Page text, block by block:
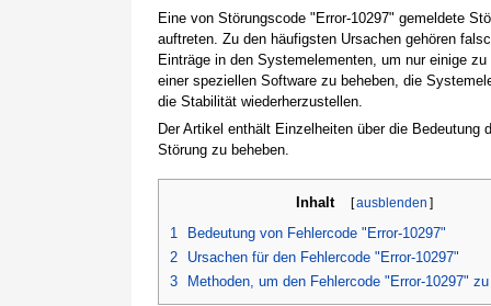
Eine von Störungscode "Error-10297" gemeldete
auftreten. Zu den häufigsten Ursachen gehören
Einträge in den Systemelementen, um nur einige
einer speziellen Software zu beheben, die
die Stabilität wiederherzustellen.
Der Artikel enthält Einzelheiten über die
Störung zu beheben.
Inhalt [ ausblenden ]
1
Bedeutung von Fehlercode "Error-10297"
2
Ursachen für den Fehlercode "Error-10297"
3
Methoden, um den Fehlercode "Error-10297"